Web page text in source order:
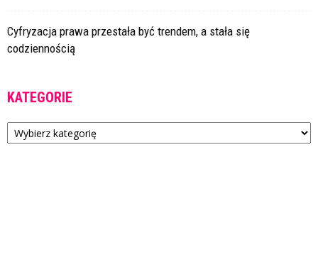
Cyfryzacja prawa przestała być trendem, a stała się
codziennością
KATEGORIE
Kategorie